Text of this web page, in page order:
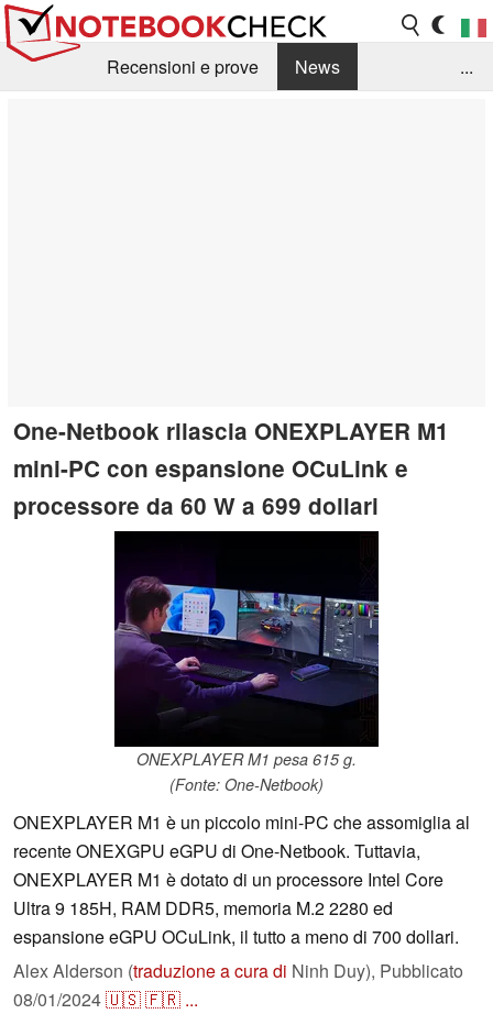
Recensioni e prove
News
...
One-Netbook rilascia ONEXPLAYER M1
mini-PC con espansione OCuLink e
processore da 60 W a 699 dollari
ONEXPLAYER M1 pesa 615 g.
(Fonte: One-Netbook)
ONEXPLAYER M1 è un piccolo mini-PC che assomiglia al
recente ONEXGPU eGPU di One-Netbook. Tuttavia,
ONEXPLAYER M1 è dotato di un processore Intel Core
Ultra 9 185H, RAM DDR5, memoria M.2 2280 ed
espansione eGPU OCuLink, il tutto a meno di 700 dollari.
Alex Alderson (traduzione a cura di Ninh Duy), Pubblicato
08/01/2024🇺🇸🇫🇷 ...